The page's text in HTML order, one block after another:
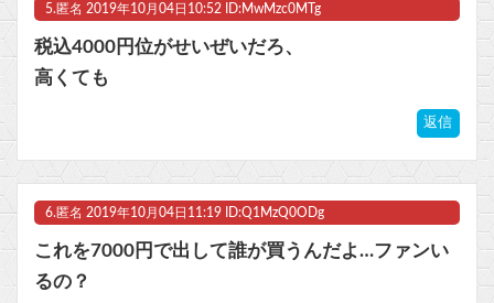
5. 匿名 2019年10月04日10:52 ID:MwMzc0MTg
税込4000円位がせいぜいだろ、
高くても
返信
6. 匿名 2019年10月04日11:19 ID:Q1MzQ0ODg
これを7000円で出して誰が買うんだよ…ファンい
るの？